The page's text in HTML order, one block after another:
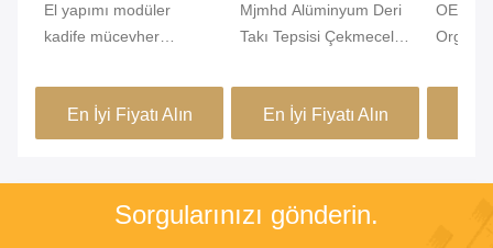
El yapımı modüler
kadife mücevher
dolap çekmece ekle
En İyi Fiyatı Alın
Mjmhd Alüminyum Deri
Takı Tepsisi Çekmeceler
Tepsileri El Yapımı
En İyi Fiyatı Alın
OEM
Sorgularınızı gönderin.